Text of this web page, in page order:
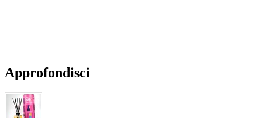
Approfondisci